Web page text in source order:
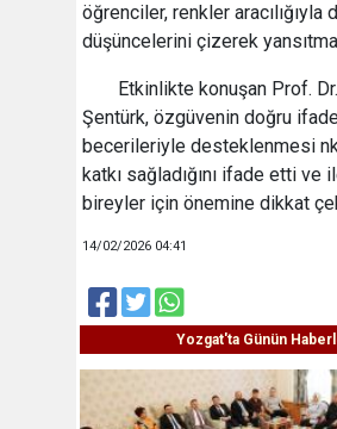
öğrenciler, renkler aracılığıyla
düşüncelerini çizerek
Etkinlikte konuşan Prof.
Şentürk, özgüvenin doğru
becerileriyle desteklenmesi
katkı sağladığını ifade etti ve
bireyler için önemine dikkat
14/02/2026 04:41
Yozgat'ta Günün